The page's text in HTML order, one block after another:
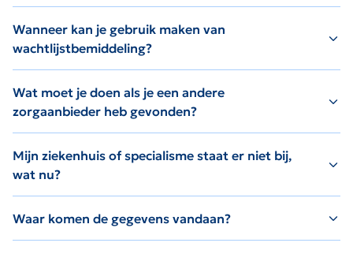
Wanneer kan je gebruik maken van
wachtlijstbemiddeling?
Wat moet je doen als je een andere
zorgaanbieder heb gevonden?
Mijn ziekenhuis of specialisme staat er niet bij,
wat nu?
Waar komen de gegevens vandaan?